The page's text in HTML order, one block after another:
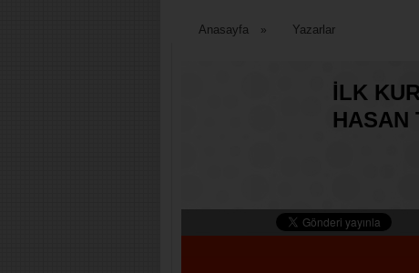
Anasayfa » Yazarlar
İLK
HASAN